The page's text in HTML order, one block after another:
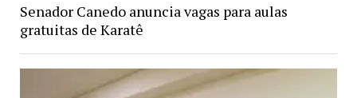
Senador Canedo anuncia vagas para aulas
gratuitas de Karatê